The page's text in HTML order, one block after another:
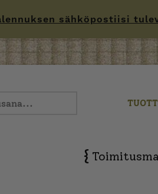
sähköpostiisi
{